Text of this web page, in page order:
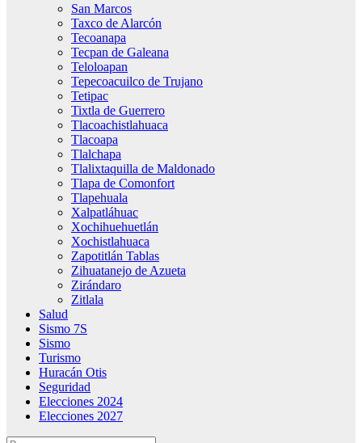
San Marcos
Taxco de Alarcón
Tecoanapa
Tecpan de Galeana
Teloloapan
Tepecoacuilco de Trujano
Tetipac
Tixtla de Guerrero
Tlacoachistlahuaca
Tlacoapa
Tlalchapa
Tlalixtaquilla de Maldonado
Tlapa de Comonfort
Tlapehuala
Xalpatláhuac
Xochihuehuetlán
Xochistlahuaca
Zapotitlán Tablas
Zihuatanejo de Azueta
Zirándaro
Zitlala
Salud
Sismo 7S
Sismo
Turismo
Huracán Otis
Seguridad
Elecciones 2024
Elecciones 2027